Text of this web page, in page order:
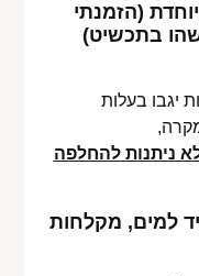
(הזמנתי
בתכשיט)
יגבו בעלות
ניתנות להחלפה
למים, מקלחות